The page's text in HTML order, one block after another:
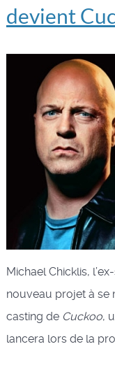
devient
Michael Chicklis,
nouveau projet à se
casting de Cuckoo,
lancera lors de la